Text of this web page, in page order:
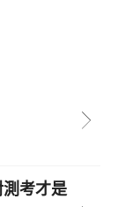
考才是